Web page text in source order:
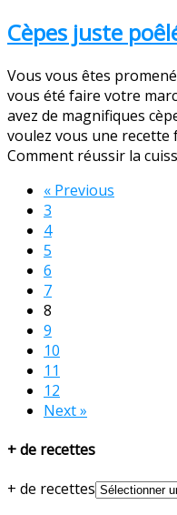
Cèpes juste
Vous vous êtes
vous été faire votre
avez de magnifiques
voulez vous une recette
Comment réussir la
« Previous
3
4
5
6
7
8
9
10
11
12
Next »
+ de recettes
+ de recettes